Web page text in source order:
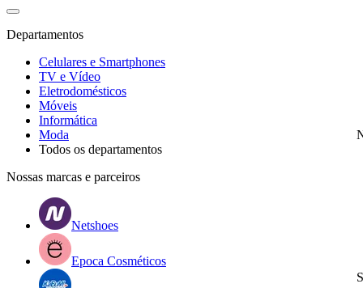
Departamentos
Celulares e Smartphones
TV e Vídeo
Eletrodomésticos
Móveis
Informática
Moda
Todos os departamentos
Nossas marcas e parceiros
Netshoes
Epoca Cosméticos